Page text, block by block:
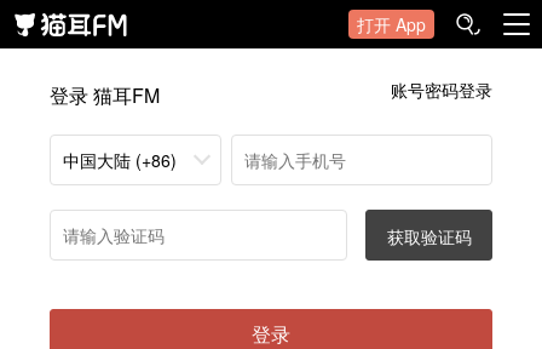
打开 App
登录 猫耳FM 账号密码登录
中国大陆 (+86)
获取验证码
登录